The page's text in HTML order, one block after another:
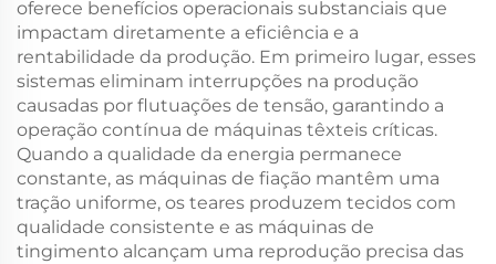
oferece benefícios operacionais substanciais que
impactam diretamente a eficiência e a
rentabilidade da produção. Em primeiro lugar, esses
sistemas eliminam interrupções na produção
causadas por flutuações de tensão, garantindo a
operação contínua de máquinas têxteis críticas.
Quando a qualidade da energia permanece
constante, as máquinas de fiação mantêm uma
tração uniforme, os teares produzem tecidos com
qualidade consistente e as máquinas de
tingimento alcançam uma reprodução precisa das